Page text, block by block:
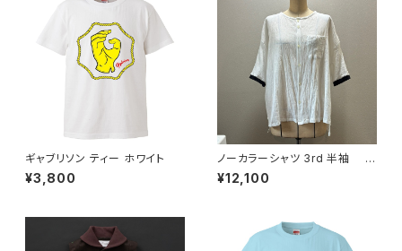
ギャブリソン ティー ホワイト
¥3,800
ノーカラーシャツ 3rd 半袖 白
×黒
¥12,100